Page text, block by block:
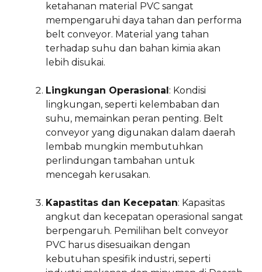
ketahanan material PVC sangat
mempengaruhi daya tahan dan performa
belt conveyor. Material yang tahan
terhadap suhu dan bahan kimia akan
lebih disukai.
Lingkungan Operasional: Kondisi
lingkungan, seperti kelembaban dan
suhu, memainkan peran penting. Belt
conveyor yang digunakan dalam daerah
lembab mungkin membutuhkan
perlindungan tambahan untuk
mencegah kerusakan.
Kapastitas dan Kecepatan: Kapasitas
angkut dan kecepatan operasional sangat
berpengaruh. Pemilihan belt conveyor
PVC harus disesuaikan dengan
kebutuhan spesifik industri, seperti